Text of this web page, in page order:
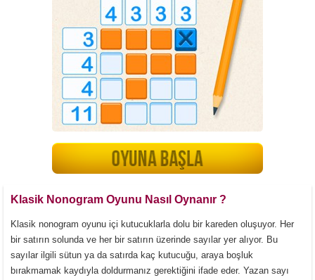
Klasik Nonogram Oyunu Nasıl Oynanır ?
Klasik nonogram oyunu içi kutucuklarla dolu bir kareden oluşuyor. Her
bir satırın solunda ve her bir satırın üzerinde sayılar yer alıyor. Bu
sayılar ilgili sütun ya da satırda kaç kutucuğu, araya boşluk
bırakmamak kaydıyla doldurmanız gerektiğini ifade eder. Yazan sayı